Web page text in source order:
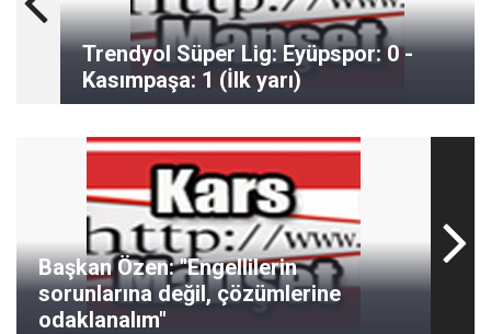
Trendyol Süper Lig: Eyüpspor: 0 -
Kasımpaşa: 1 (İlk yarı)
Başkan Özen: "Engellilerin
sorunlarına değil, çözümlerine
odaklanalım"